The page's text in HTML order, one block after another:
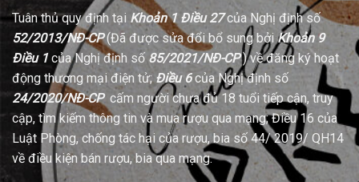
Tuân thủ quy định tại Khoản 1 Điều 27của Nghị định số
52/2013/NĐ-CP(Đã được sửa đổi bổ sung bởi Khoản 9
Điều 1của Nghị định số 85/2021/NĐ-CP) về đăng ký hoạt
động thương mại điện tử; Điều 6của Nghị định số
24/2020/NĐ-CPcấm người chưa đủ 18 tuổi tiếp cận, truy
cập, tìm kiếm thông tin và mua rượu qua mạng; Điều 16 của
Luật Phòng, chống tác hại của rượu, bia số 44/ 2019/ QH14
về điều kiện bán rượu, bia qua mạng.